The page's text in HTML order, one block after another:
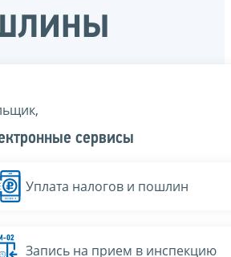
сервисы
Уплата налогов и пошлин
Запись на прием в инспекцию